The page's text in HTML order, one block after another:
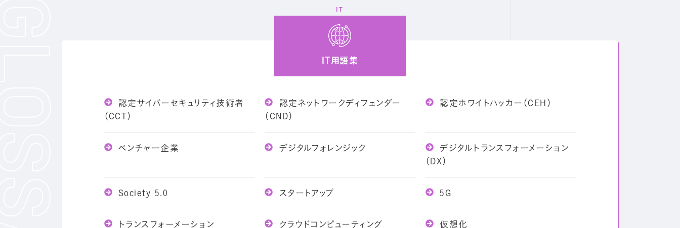
IT
IT用語集
認定サイバーセキュリティ技術者
（CCT）
認定ネットワークディフェンダー
（CND）
認定ホワイトハッカー（CEH）
ベンチャー企業 デジタルフォレンジック
デジタルトランスフォーメーション
（DX）
Society 5.0 スタートアップ 5G
トランスフォーメーション クラウドコンピューティング 仮想化